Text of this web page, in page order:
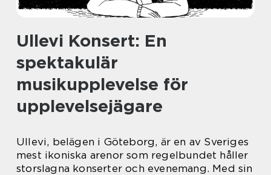
Ullevi Konsert: En
spektakulär
musikupplevelse för
upplevelsejägare
Ullevi, belägen i Göteborg, är en av Sveriges
mest ikoniska arenor som regelbundet håller
storslagna konserter och evenemang. Med sin